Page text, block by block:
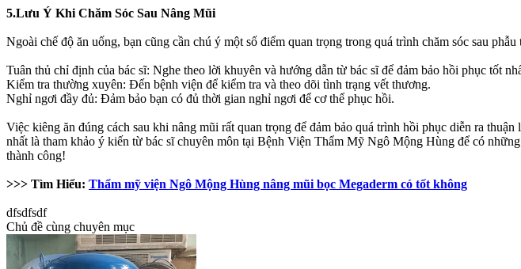
5.Lưu Ý Khi Chăm Sóc Sau Nâng Mũi
Ngoài chế độ ăn uống, bạn cũng cần chú ý một số điểm quan trọng trong quá trình chăm sóc sau phẫu
Tuân thủ chỉ định của bác sĩ: Nghe theo lời khuyên và hướng dẫn từ bác sĩ để đảm bảo hồi phục tốt
Kiểm tra thường xuyên: Đến bệnh viện để kiểm tra và theo dõi tình trạng vết thương.
Nghỉ ngơi đầy đủ: Đảm bảo bạn có đủ thời gian nghỉ ngơi để cơ thể phục hồi.
Việc kiêng ăn đúng cách sau khi nâng mũi rất quan trọng để đảm bảo quá trình hồi phục diễn ra
nhất là tham khảo ý kiến từ bác sĩ chuyên môn tại Bệnh Viện Thẩm Mỹ Ngô Mộng Hùng để có
thành công!
>>> Tìm Hiểu: Thẩm mỹ viện Ngô Mộng Hùng nâng mũi bọc Megaderm có tốt không
dfsdfsdf
Chủ đề cùng chuyên mục